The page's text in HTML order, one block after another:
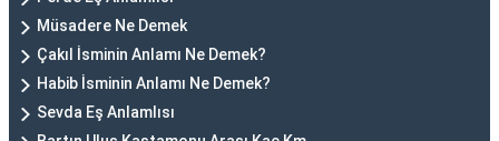
Müsadere Ne Demek
Çakıl İsminin Anlamı Ne Demek?
Habib İsminin Anlamı Ne Demek?
Sevda Eş Anlamlısı